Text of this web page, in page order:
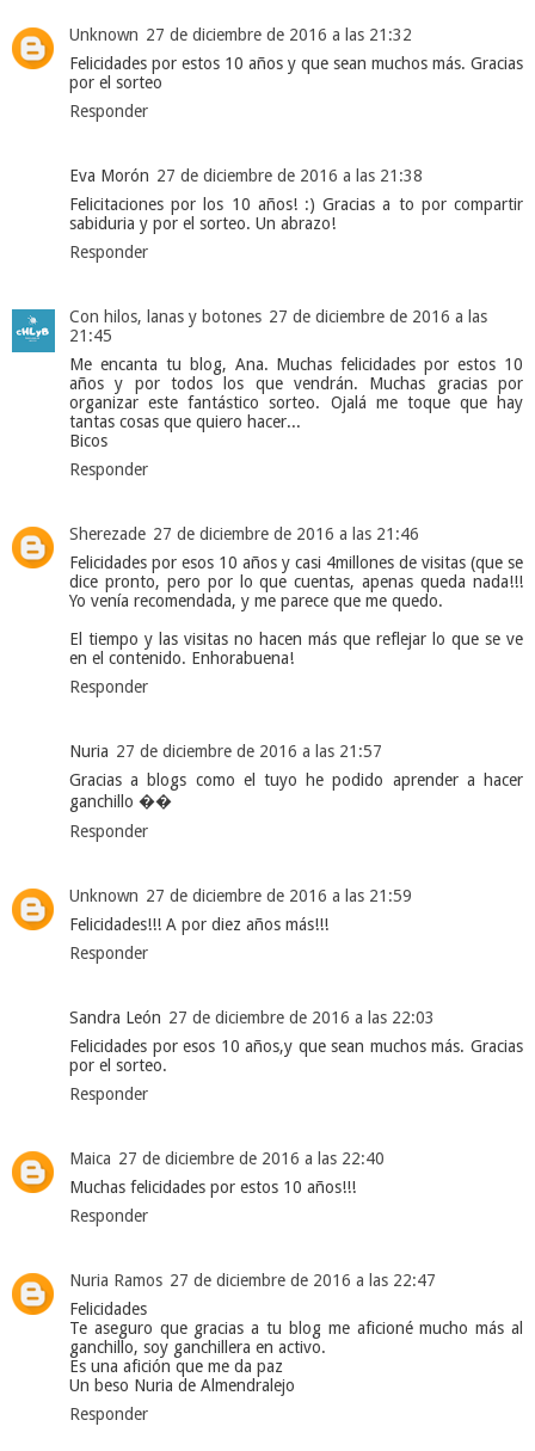
Unknown 27 de diciembre de 2016 a las 21:32
Felicidades por estos 10 años y que sean muchos más. Gracias
por el sorteo
Responder
Eva Morón 27 de diciembre de 2016 a las 21:38
Felicitaciones por los 10 años! :) Gracias a to por compartir
sabiduria y por el sorteo. Un abrazo!
Responder
Con hilos, lanas y botones 27 de diciembre de 2016 a las
21:45
Me encanta tu blog, Ana. Muchas felicidades por estos 10
años y por todos los que vendrán. Muchas gracias por
organizar este fantástico sorteo. Ojalá me toque que hay
tantas cosas que quiero hacer...
Bicos
Responder
Sherezade 27 de diciembre de 2016 a las 21:46
Felicidades por esos 10 años y casi 4millones de visitas (que se
dice pronto, pero por lo que cuentas, apenas queda nada!!!
Yo venía recomendada, y me parece que me quedo.
El tiempo y las visitas no hacen más que reflejar lo que se ve
en el contenido. Enhorabuena!
Responder
Nuria 27 de diciembre de 2016 a las 21:57
Gracias a blogs como el tuyo he podido aprender a hacer
ganchillo ��
Responder
Unknown 27 de diciembre de 2016 a las 21:59
Felicidades!!! A por diez años más!!!
Responder
Sandra León 27 de diciembre de 2016 a las 22:03
Felicidades por esos 10 años,y que sean muchos más. Gracias
por el sorteo.
Responder
Maica 27 de diciembre de 2016 a las 22:40
Muchas felicidades por estos 10 años!!!
Responder
Nuria Ramos 27 de diciembre de 2016 a las 22:47
Felicidades
Te aseguro que gracias a tu blog me aficioné mucho más al
ganchillo, soy ganchillera en activo.
Es una afición que me da paz
Un beso Nuria de Almendralejo
Responder